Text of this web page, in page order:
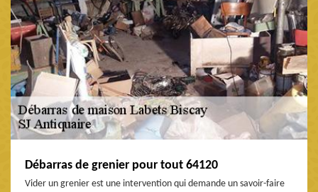
Débarras de grenier pour tout 64120
Vider un grenier est une intervention qui demande un savoir-faire